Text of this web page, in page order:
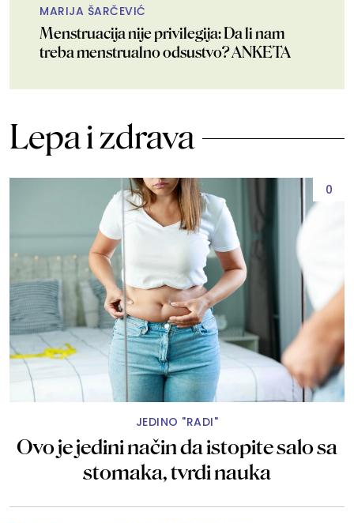
MARIJA ŠARČEVIĆ
Menstruacija nije privilegija: Da li nam
treba menstrualno odsustvo? ANKETA
Lepa i zdrava
0
JEDINO "RADI"
Ovo je jedini način da istopite salo sa
stomaka, tvrdi nauka